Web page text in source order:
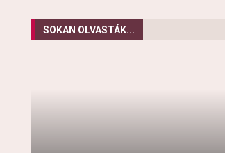
SOKAN OLVASTÁK...